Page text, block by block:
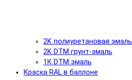
2K полиуретановая эмаль
2K DTM грунт-эмаль
1К DTM эмаль
Краска RAL в баллоне